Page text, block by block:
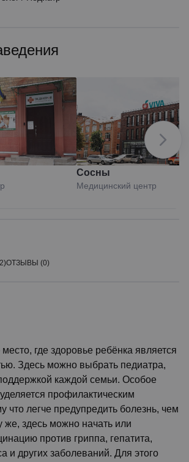
Сосны
Медицинский центр
ОТЗЫВЫ (0)
где здоровье ребёнка является
Здесь можно выбрать педиатра,
каждой семьи. Особое
профилактическим
что легче предупредить болезнь, чем
же, здесь можно начать или
против гриппа, гепатита,
и других заболеваний. Для этого